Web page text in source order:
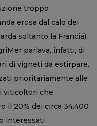
troppo
erosa dal calo dei
soltanto la Francia).
parlava, infatti, di
di vigneti da estirpare.
prioritariamente alle
viticoltori che
il 20% dei circa 34.400
interessati